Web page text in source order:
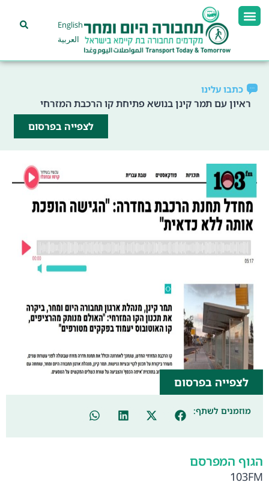
English
العربية
כתבו עלינו
ראיון עם תמר קינן בנושא פתיחת קו הרכבת המזרחי
לצפייה בפרסום
לצפייה בפרסום
מוזמנים לשתף:
הגוף המפרסם
103FM